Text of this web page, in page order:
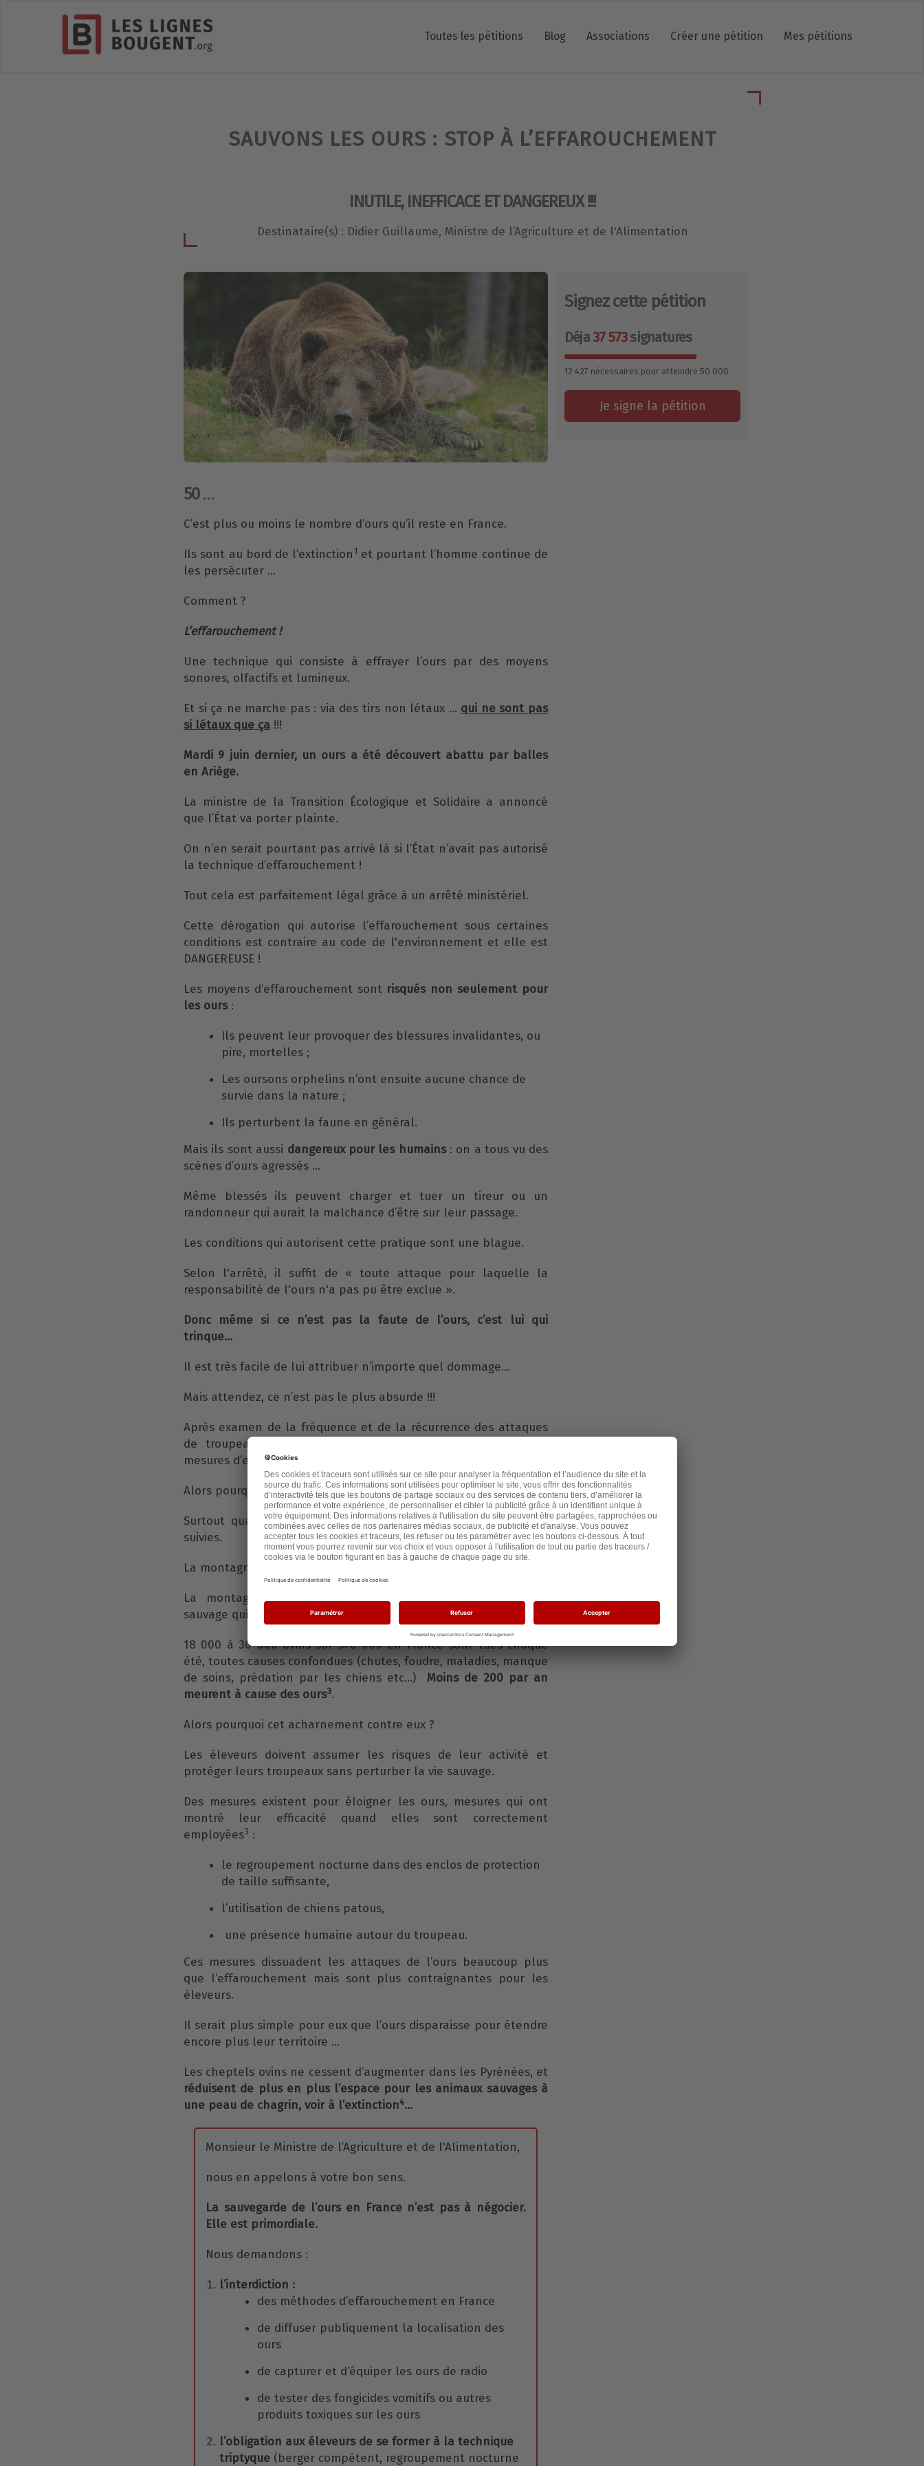
Toutes les pétitions Blog Associations Créer une pétition Mes pétitions
SAUVONS LES OURS : STOP À L’EFFAROUCHEMENT
INUTILE, INEFFICACE ET DANGEREUX !!!
Destinataire(s) : Didier Guillaume, Ministre de l’Agriculture et de l'Alimentation
50…
C’est plus ou moins le nombre d’ours qu’il reste en France.
Ils sont au bord de l’extinction 1 et pourtant l’homme continue de
les persécuter …
Comment ?
L’effarouchement !
Une technique qui consiste à effrayer l’ours par des moyens
sonores, olfactifs et lumineux.
Et si ça ne marche pas : via des tirs non létaux … qui ne sont pas
si létaux que ça !!!
Mardi 9 juin dernier, un ours a été découvert abattu par balles
en Ariège.
La ministre de la Transition Écologique et Solidaire a annoncé
que l’État va porter plainte.
On n’en serait pourtant pas arrivé là si l’État n’avait pas autorisé
la technique d’effarouchement !
Tout cela est parfaitement légal grâce à un arrêté ministériel.
Cette dérogation qui autorise l’effarouchement sous certaines
conditions est contraire au code de l'environnement et elle est
DANGEREUSE !
Les moyens d’effarouchement sont risqués non seulement pour
les ours:
Ils peuvent leur provoquer des blessures invalidantes, ou
pire, mortelles ;
Les oursons orphelins n’ont ensuite aucune chance de
survie dans la nature ;
Ils perturbent la faune en général.
Mais ils sont aussi dangereux pour les humains: on a tous vu des
scènes d’ours agressés …
Même blessés ils peuvent charger et tuer un tireur ou un
randonneur qui aurait la malchance d’être sur leur passage.
Les conditions qui autorisent cette pratique sont une blague.
Selon l'arrêté, il suffit de « toute attaque pour laquelle la
responsabilité de l'ours n'a pas pu être exclue ».
Donc même si ce n’est pas la faute de l’ours, c’est lui qui
trinque…
Il est très facile de lui attribuer n’importe quel dommage…
Mais attendez, ce n’est pas le plus absurde !!!
Après examen de la fréquence et de la récurrence des attaques
de troupeaux pendant l’estive en 2019, l'application de ces
mesures d’effarouchement n’a absolument rien changé
Alors pourquoi reconduire cet arrêté en 2020 ?
Surtout quand il y a d’autres solutions, malheureusement peu
suivies.
La montagne n’appartient pas qu’aux éleveurs.
La montagne est magnifique mais c’est un environnement
sauvage qui peut être dangereux.
18 000 à 30 000 ovins sur 570 000 en France sont tués chaque
été, toutes causes confondues (chutes, foudre, maladies, manque
de soins, prédation par les chiens etc…)
Moins de 200 par an
meurent à cause des ours3.
Alors pourquoi cet acharnement contre eux ?
Les éleveurs doivent assumer les risques de leur activité et
protéger leurs troupeaux sans perturber la vie sauvage.
Des mesures existent pour éloigner les ours, mesures qui ont
montré leur efficacité quand elles sont correctement
employées3 :
le regroupement nocturne dans des enclos de protection
de taille suffisante,
l’utilisation de chiens patous,
une présence humaine autour du troupeau.
Ces mesures dissuadent les attaques de l’ours beaucoup plus
que l’effarouchement mais sont plus contraignantes pour les
éleveurs.
Il serait plus simple pour eux que l’ours disparaisse pour étendre
encore plus leur territoire …
Les cheptels ovins ne cessent d’augmenter dans les Pyrénées, et
réduisent de plus en plus l’espace pour les animaux sauvages à
une peau de chagrin, voir à l’extinction4…
Monsieur le Ministre de l’Agriculture et de l'Alimentation,
nous en appelons à votre bon sens.
La sauvegarde de l’ours en France n’est pas à négocier.
Elle est primordiale.
Nous demandons :
l’interdiction :
des méthodes d’effarouchement en France
de diffuser publiquement la localisation des
ours
de capturer et d’équiper les ours de radio
de tester des fongicides vomitifs ou autres
produits toxiques sur les ours
l’obligation aux éleveurs de se former à la technique
triptyque (berger compétent, regroupement nocturne
Signez cette pétition
Déja37 573signatures
12 427 nécessaires pour atteindre 50 000
Je signe la pétition